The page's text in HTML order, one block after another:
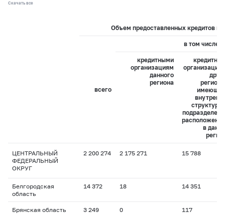
Скачать все
Объем предоставленных кредитов
всего
в том числе:
кредитными
организациям
данного
региона
в
ЦЕНТРАЛЬНЫЙ
ФЕДЕРАЛЬНЫЙ
ОКРУГ
2 200 274 2 175 271 15 788
Белгородская
область
14 372 18 14 351
Брянская область 3 249 0 117